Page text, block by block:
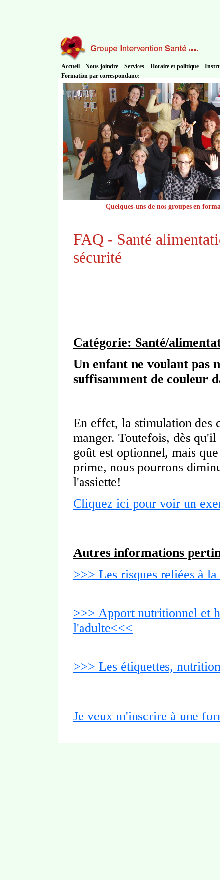
Accueil Nous joindre Services Horaire et politique
Formation par correspondance
Quelques-uns de nos groupes en
FAQ - Santé
sécurité
Catégorie: Santé/
Un enfant ne voulant pas
suffisamment de couleur
En effet, la stimulation des
manger. Toutefois, dès
goût est optionnel, mais
prime, nous pourrons
l'assiette!
Cliquez ici pour voir un
Autres informations
>>> Les risques reliées à
>>> Apport nutritionnel et
l'adulte<<<
>>> Les étiquettes,
Je veux m'inscrire à une